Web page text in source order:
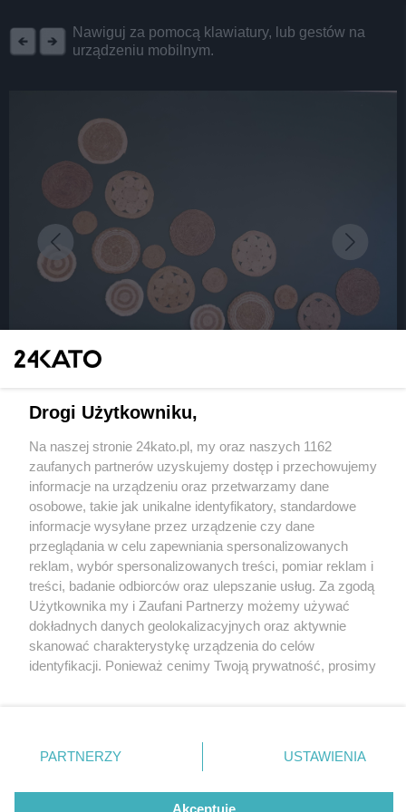
Nawiguj za pomocą klawiatury, lub gestów na
urządzeniu mobilnym.
Jest data otwarcia bistro BZIK w nowym miejscu.
się po "Kuchennych rewolucjach"
5 / 12
Nowe Bistro BZIK
Lokal jest już prawie gotowy, otwarcie na początku
lutego 2023
Wydawca mediów lokalnych
Nie zapomnij
zapoznać się z:
polityką prywatności regulamin korzystania z portali
Twojemiasto
Piekary Śląskie
Chorzów
Tarnowskie Góry
Gliwice
Skontakuj sięz nami
Kontakt
Wydawca
Redakcja
Drogi Użytkowniku,
Na naszej stronie 24kato.pl, my oraz naszych 1162
zaufanych partnerów uzyskujemy dostęp i przechowujemy
informacje na urządzeniu oraz przetwarzamy dane
osobowe, takie jak unikalne identyfikatory, standardowe
informacje wysyłane przez urządzenie czy dane
przeglądania w celu zapewniania spersonalizowanych
reklam, wybór spersonalizowanych treści, pomiar reklam i
treści, badanie odbiorców oraz ulepszanie usług. Za zgodą
Użytkownika my i Zaufani Partnerzy możemy używać
dokładnych danych geolokalizacyjnych oraz aktywnie
skanować charakterystykę urządzenia do celów
identyfikacji. Ponieważ cenimy Twoją prywatność, prosimy
prywatności znajdujący się w lewym dolnym rogu strony
. Niektóre rodzaje przetwarzania danych nie wymagają
zgody użytkownika, ale masz prawo sprzeciwić się
takiemu przetwarzaniu. Preferencje będą miały
PARTNERZY USTAWIENIA
Akceptuję